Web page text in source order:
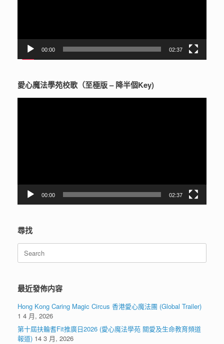
00:00 02:37
愛心魔法學苑校歌（至極版 – 降半個Key)
00:00 02:37
尋找
Search
for:
最近發佈内容
Hong Kong Caring Magic Circus 香港愛心魔法團 (Global Trailer)
1 4 月, 2026
第十屆扶輪耆Fit推廣日2026 (愛心魔法學苑 關愛及生命教育頻道
報道) 14 3 月, 2026